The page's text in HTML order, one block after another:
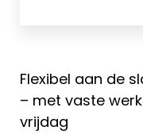
Flexibel aan de
– met vaste
vrijdag